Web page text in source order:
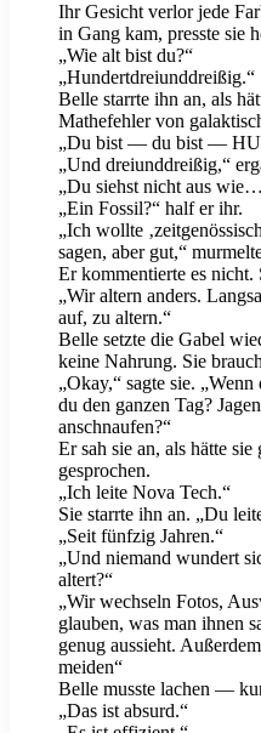
Ihr Gesicht verlor jede
in Gang kam, presste sie
„Wie alt bist du?“
„Hundertdreiunddreißig.“
Belle starrte ihn an, als
Mathefehler von
„Du bist — du bist —
„Und dreiunddreißig,“
„Du siehst nicht aus
„Ein Fossil?“ half er ihr.
„Ich wollte
sagen, aber gut,“
Er kommentierte es nicht.
„Wir altern anders.
auf, zu altern.“
Belle setzte die Gabel
keine Nahrung. Sie
„Okay,“ sagte sie.
du den ganzen Tag?
anschnaufen?“
Er sah sie an, als hätte sie
gesprochen.
„Ich leite Nova Tech.“
Sie starrte ihn an. „Du
„Seit fünfzig Jahren.“
„Und niemand wundert
altert?“
„Wir wechseln Fotos,
glauben, was man ihnen
genug aussieht.
meiden“
Belle musste lachen —
„Das ist absurd.“